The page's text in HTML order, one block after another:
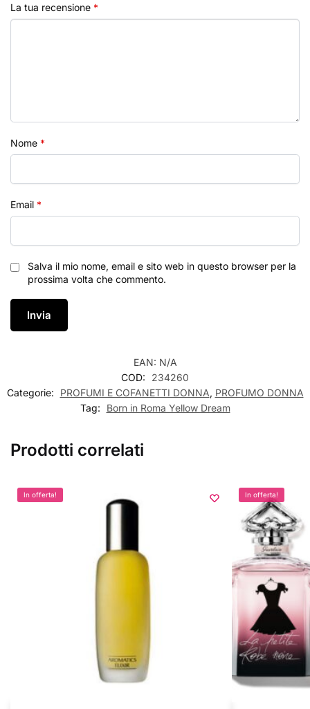
La tua recensione *
Nome *
Email *
Salva il mio nome, email e sito web in questo browser per la
prossima volta che commento.
EAN: N/A
COD:
234260
Categorie:
PROFUMI E COFANETTI DONNA, PROFUMO DONNA
Tag:
Born in Roma Yellow Dream
Prodotti correlati
In offerta! In offerta!